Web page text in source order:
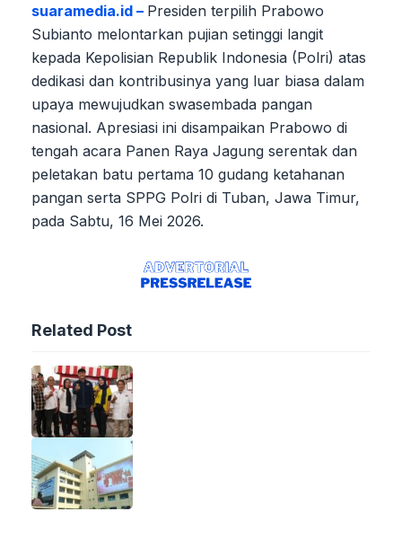
suaramedia.id – Presiden terpilih Prabowo
Subianto melontarkan pujian setinggi langit
kepada Kepolisian Republik Indonesia (Polri) atas
dedikasi dan kontribusinya yang luar biasa dalam
upaya mewujudkan swasembada pangan
nasional. Apresiasi ini disampaikan Prabowo di
tengah acara Panen Raya Jagung serentak dan
peletakan batu pertama 10 gudang ketahanan
pangan serta SPPG Polri di Tuban, Jawa Timur,
pada Sabtu, 16 Mei 2026.
Related Post